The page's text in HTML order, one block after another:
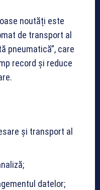
noutăți este
de transport al
pneumatică”, care
record și reduce
și transport al
datelor;